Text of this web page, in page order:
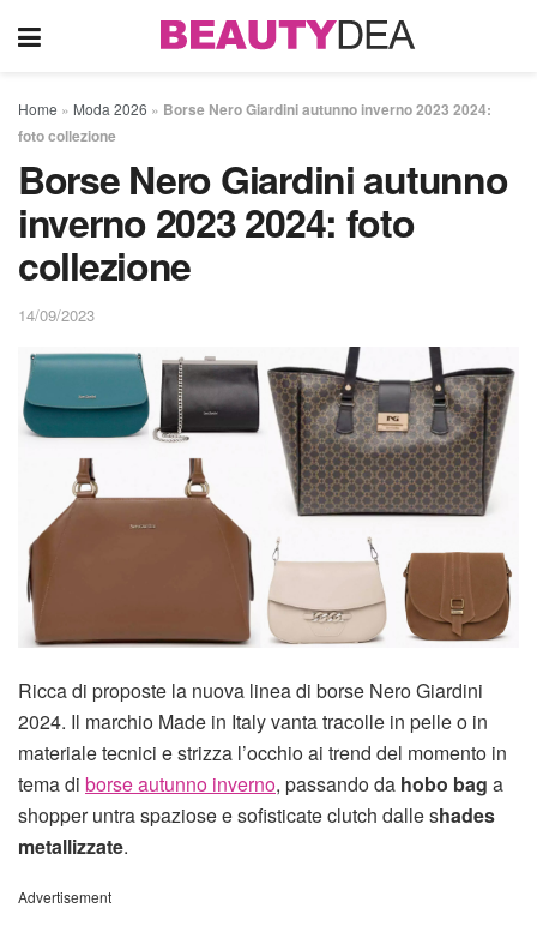
Home » Moda 2026 » Borse Nero Giardini autunno inverno 2023 2024:
foto collezione
Borse Nero Giardini autunno
inverno 2023 2024: foto
collezione
14/09/2023
Ricca di proposte la nuova linea di borse Nero Giardini
2024. Il marchio Made in Italy vanta tracolle in pelle o in
materiale tecnici e strizza l’occhio ai trend del momento in
tema di borse autunno inverno, passando da hobo bag a
shopper untra spaziose e sofisticate clutch dalle shades
metallizzate.
Advertisement